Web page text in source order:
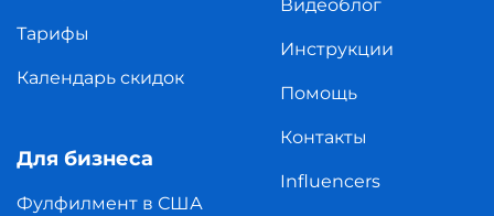
Тарифы
Календарь скидок
Для бизнеса
Фулфилмент в США
Видеоблог
Инструкции
Помощь
Контакты
Influencers